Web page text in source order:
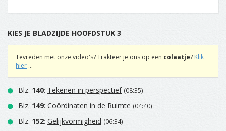
KIES JE BLADZIJDE HOOFDSTUK 3
Tevreden met onze video's? Trakteer je ons op een colaatje? Klik
hier ...
Blz. 140: Tekenen in perspectief (08:35)
Blz. 149: Coördinaten in de Ruimte (04:40)
Blz. 152: Gelijkvormigheid (06:34)